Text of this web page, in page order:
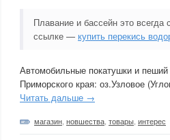
Плавание и бассейн это
ссылке — купить перекись
Автомобильные покатушки и
Приморского края: оз.Узловое
Читать дальше →
магазин новшества товары интерес